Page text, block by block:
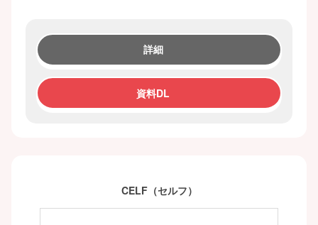
詳細
資料DL
CELF（セルフ）